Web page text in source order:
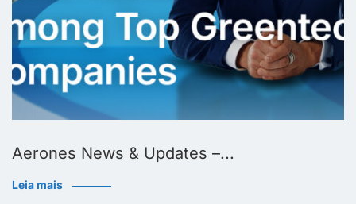
Aerones News & Updates –...
Leia mais